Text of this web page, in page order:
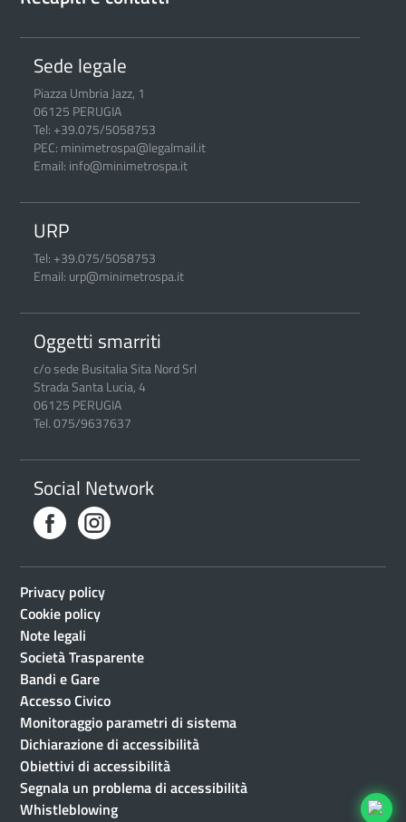
Sede legale
Piazza Umbria Jazz, 1
06125 PERUGIA
Tel: +39.075/5058753
PEC: minimetrospa@legalmail.it
Email: info@minimetrospa.it
URP
Tel: +39.075/5058753
Email: urp@minimetrospa.it
Oggetti smarriti
c/o sede Busitalia Sita Nord Srl
Strada Santa Lucia, 4
06125 PERUGIA
Tel. 075/9637637
Social Network
Privacy policy
Cookie policy
Note legali
Società Trasparente
Bandi e Gare
Accesso Civico
Monitoraggio parametri di sistema
Dichiarazione di accessibilità
Obiettivi di accessibilità
Segnala un problema di accessibilità
Whistleblowing